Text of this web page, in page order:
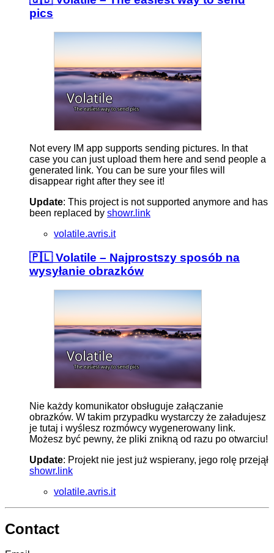
pics
Not every IM app supports sending pictures. In that
case you can just upload them here and send people a
generated link. You can be sure your files will
disappear right after they see it!
Update: This project is not supported anymore and has
been replaced by showr.link
volatile.avris.it
🇵🇱 Volatile – Najprostszy sposób na
wysyłanie obrazków
Nie każdy komunikator obsługuje załączanie
obrazków. W takim przypadku wystarczy że załadujesz
je tutaj i wyślesz rozmówcy wygenerowany link.
Możesz być pewny, że pliki znikną od razu po otwarciu!
Update: Projekt nie jest już wspierany, jego rolę przejął
showr.link
volatile.avris.it
Contact